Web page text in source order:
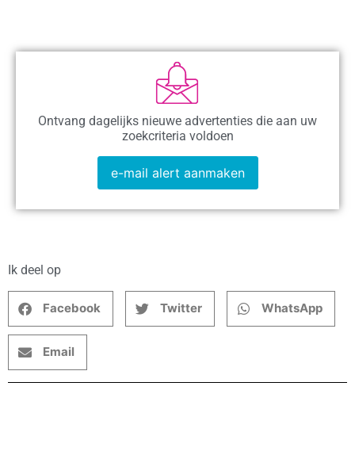
Ontvang dagelijks nieuwe advertenties die aan uw
zoekcriteria voldoen
e-mail alert aanmaken
Ik deel op
Facebook Twitter WhatsApp
Email